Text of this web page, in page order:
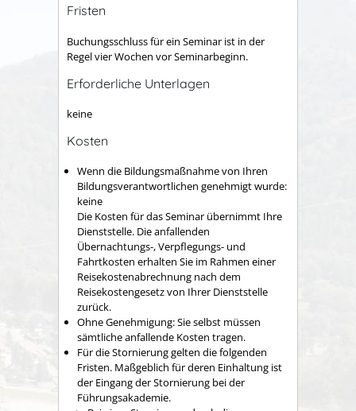
Fristen
Buchungsschluss für ein Seminar ist in der
Regel vier Wochen vor Seminarbeginn.
Erforderliche Unterlagen
keine
Kosten
Wenn die Bildungsmaßnahme von Ihren
Bildungsverantwortlichen genehmigt wurde:
keine
Die Kosten für das Seminar übernimmt Ihre
Dienststelle. Die anfallenden
Übernachtungs-, Verpflegungs- und
Fahrtkosten erhalten Sie im Rahmen einer
Reisekostenabrechnung nach dem
Reisekostengesetz von Ihrer Dienststelle
zurück.
Ohne Genehmigung: Sie selbst müssen
sämtliche anfallende Kosten tragen.
Für die Stornierung gelten die folgenden
Fristen. Maßgeblich für deren Einhaltung ist
der Eingang der Stornierung bei der
Führungsakademie.